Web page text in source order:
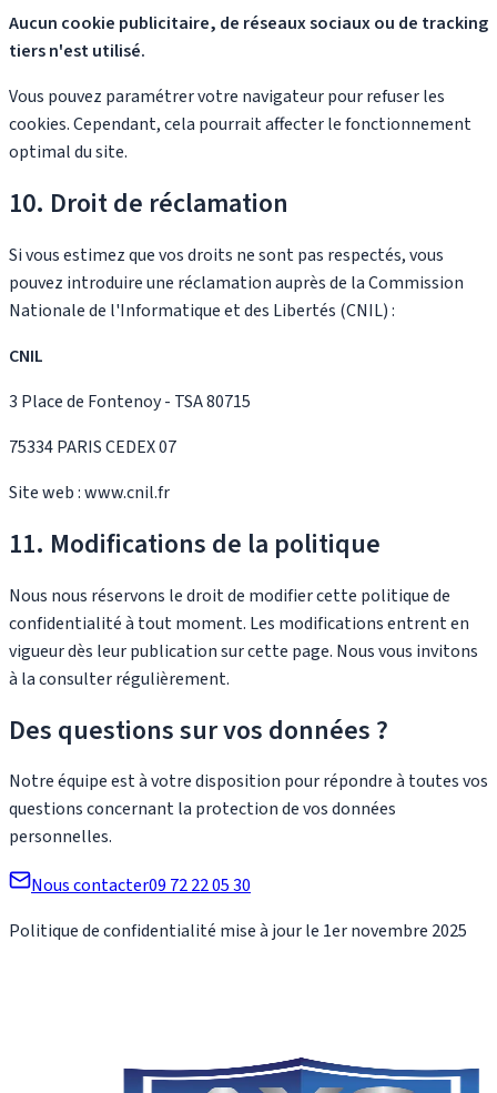
Aucun cookie publicitaire, de réseaux sociaux ou de tracking
tiers n'est utilisé.
Vous pouvez paramétrer votre navigateur pour refuser les
cookies. Cependant, cela pourrait affecter le fonctionnement
optimal du site.
10. Droit de réclamation
Si vous estimez que vos droits ne sont pas respectés, vous
pouvez introduire une réclamation auprès de la Commission
Nationale de l'Informatique et des Libertés (CNIL) :
CNIL
3 Place de Fontenoy - TSA 80715
75334 PARIS CEDEX 07
Site web : www.cnil.fr
11. Modifications de la politique
Nous nous réservons le droit de modifier cette politique de
confidentialité à tout moment. Les modifications entrent en
vigueur dès leur publication sur cette page. Nous vous invitons
à la consulter régulièrement.
Des questions sur vos données ?
Notre équipe est à votre disposition pour répondre à toutes vos
questions concernant la protection de vos données
personnelles.
Nous contacter09 72 22 05 30
Politique de confidentialité mise à jour le 1er novembre 2025